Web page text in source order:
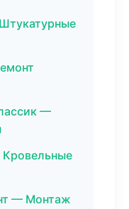
—
— Монтаж